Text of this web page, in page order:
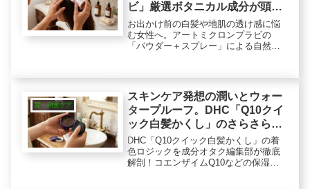
ビ」厳選ボタニカル成分が頭皮
環境もサポート
お出かけ前の白髪や地肌の透け感に悩
む女性へ。アートミクロンプラビの
「パウダー＋スプレー」による自然な
を健やかに保つ美容保湿成分の魅力
を、編集部の分析メモと共にお届けし
ます。
髪・頭皮ケア
スキンケア発想の潤いとウォー
タープルーフ。DHC「Q10クイ
ック白髪かくし」のさらさら着
色ロジック
DHC「Q10クイック白髪かくし」の着
色ロジックを成分オタク編集部が徹底
解剖！コエンザイムQ10などの保湿成